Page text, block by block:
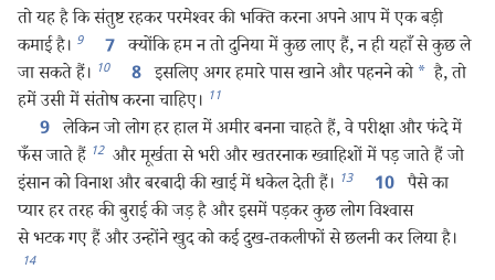
तो यह है कि संतुष्ट रहकर परमेश्‍वर की भक्‍ति करना अपने आप में एक बड़ी
कमाई है। 9 7 क्योंकि हम न तो दुनिया में कुछ लाए हैं, न ही यहाँ से कुछ ले
जा सकते हैं। 10 8 इसलिए अगर हमारे पास खाने और पहनने को * है, तो
हमें उसी में संतोष करना चाहिए। 11
9 लेकिन जो लोग हर हाल में अमीर बनना चाहते हैं, वे परीक्षा और फंदे में
फँस जाते हैं 12 और मूर्खता से भरी और खतरनाक ख्वाहिशों में पड़ जाते हैं जो
इंसान को विनाश और बरबादी की खाई में धकेल देती हैं। 13 10 पैसे का
प्यार हर तरह की बुराई की जड़ है और इसमें पड़कर कुछ लोग विश्‍वास
से भटक गए हैं और उन्होंने खुद को कई दुख-तकलीफों से छलनी कर लिया है।
14